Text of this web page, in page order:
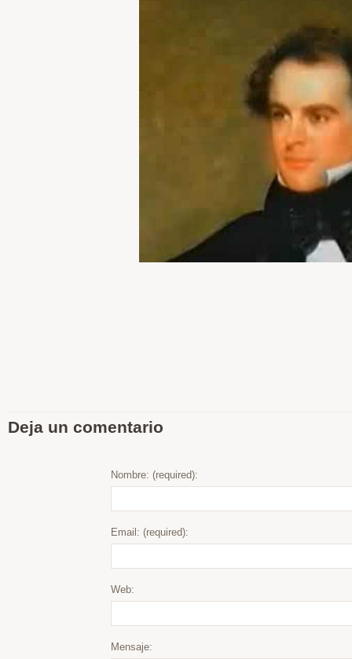
Deja un comentario
Nombre: (required):
Email: (required):
Web:
Mensaje: